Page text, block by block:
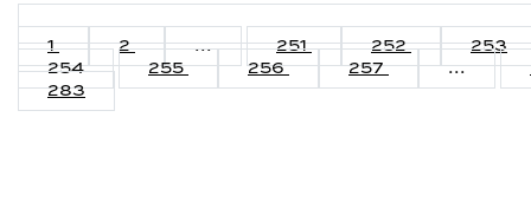
1 2 ... 251 252
253
254
255 256 257 ...
283